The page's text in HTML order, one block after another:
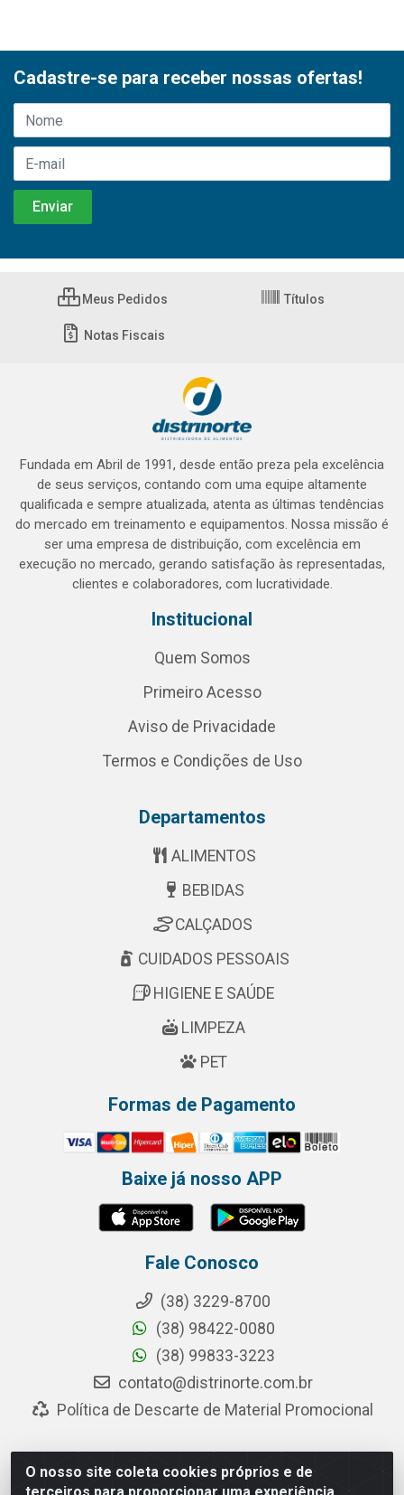
O nosso site coleta cookies próprios e de
Cadastre-se para receber nossas ofertas!
Meus Pedidos Títulos
Notas Fiscais
Fundada em Abril de 1991, desde então preza pela excelência
de seus serviços, contando com uma equipe altamente
qualificada e sempre atualizada, atenta as últimas tendências
do mercado em treinamento e equipamentos. Nossa missão é
ser uma empresa de distribuição, com excelência em
execução no mercado, gerando satisfação às representadas,
clientes e colaboradores, com lucratividade.
Institucional
Quem Somos
Primeiro Acesso
Aviso de Privacidade
Termos e Condições de Uso
Departamentos
ALIMENTOS
BEBIDAS
CALÇADOS
CUIDADOS PESSOAIS
HIGIENE E SAÚDE
LIMPEZA
PET
Formas de Pagamento
Baixe já nosso APP
Fale Conosco
(38) 3229-8700
(38) 98422-0080
(38) 99833-3223
contato@distrinorte.com.br
Política de Descarte de Material Promocional
Distrinorte Distribuidora de Alimentos - Avenida Pedro